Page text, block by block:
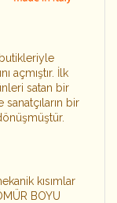
açmıştır. İlk
satan bir
bir
kısımlar
BOYU